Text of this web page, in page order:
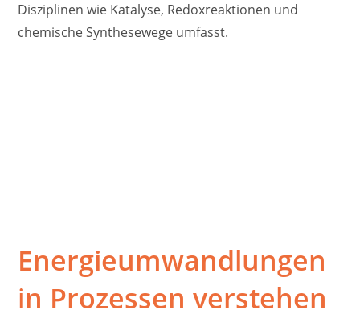
Disziplinen wie Katalyse, Redoxreaktionen und
chemische Synthesewege umfasst.
Energieumwandlungen
in Prozessen verstehen